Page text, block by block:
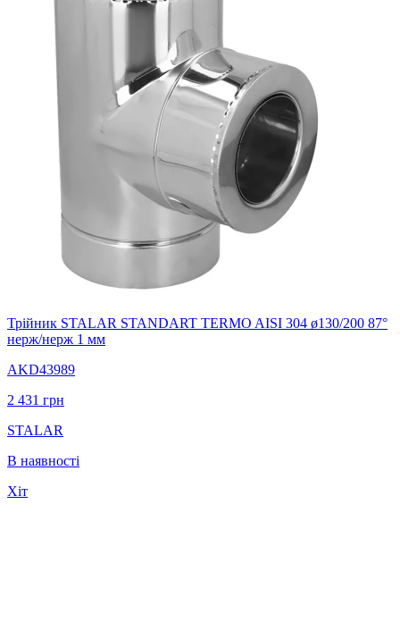
Трійник STALAR STANDART TERMO AISI 304 ø130/200 87°
нерж/нерж 1 мм
AKD43989
2 431 грн
STALAR
В наявності
Хіт